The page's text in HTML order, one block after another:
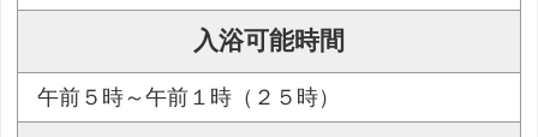
入浴可能時間
午前５時～午前１時（２５時）